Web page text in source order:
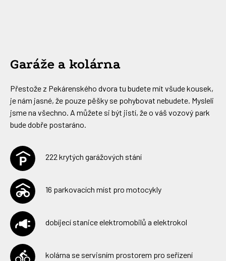
Garáže a kolárna
Přestože z Pekárenského dvora tu budete mít všude kousek,
je nám jasné, že pouze pěšky se pohybovat nebudete. Mysleli
jsme na všechno. A můžete si být jistí, že o váš vozový park
bude dobře postaráno.
222 krytých garážových stání
16 parkovacích míst pro motocykly
dobíjecí stanice elektromobilů a elektrokol
kolárna se servisním prostorem pro seřízení